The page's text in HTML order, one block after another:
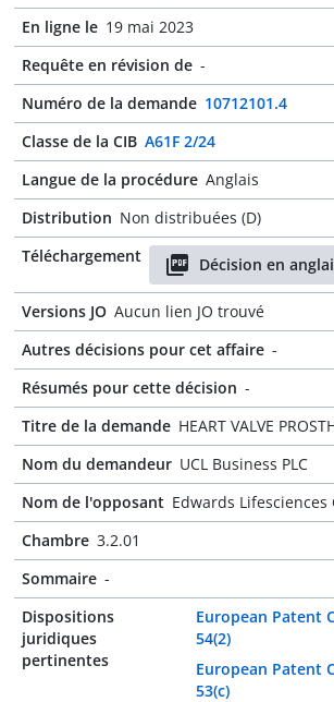
En ligne le 19 mai 2023
Requête en révision de -
Numéro de la demande 10712101.4
Classe de la CIB A61F 2/24
Langue de la procédure Anglais
Distribution Non distribuées (D)
Téléchargement
Décision en
Versions JO Aucun lien JO trouvé
Autres décisions pour cet affaire -
Résumés pour cette décision -
Titre de la demande HEART VALVE
Nom du demandeur UCL Business PLC
Nom de l'opposant Edwards
Chambre 3.2.01
Sommaire -
Dispositions
juridiques
pertinentes
European Patent
54(2)
European Patent
53(c)